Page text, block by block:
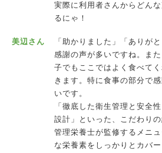
実際に利用者さんからどん
るにゃ！
美辺さん
「助かりました」「ありが
感謝の声が多いですね。ま
子でもここではよく食べて
きます。特に食事の部分で
いです。
「徹底した衛生管理と安全
設計」といった、こだわり
管理栄養士が監修するメニ
な栄養素をしっかりとカバ